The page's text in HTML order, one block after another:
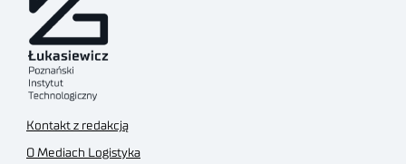
Kontakt z redakcją
O Mediach Logistyka